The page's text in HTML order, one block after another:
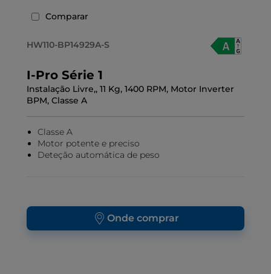
Comparar
HW110-BP14929A-S
I-Pro Série 1
Instalação Livre,, 11 Kg, 1400 RPM, Motor Inverter
BPM, Classe A
Classe A
Motor potente e preciso
Deteção automática de peso
Onde comprar